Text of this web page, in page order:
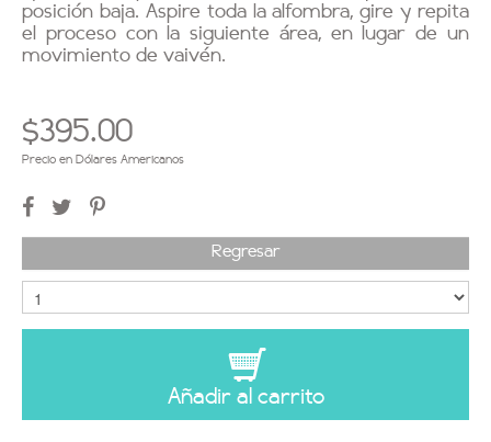
posición baja. Aspire toda la alfombra, gire y repita
el proceso con la siguiente área, en lugar de un
movimiento de vaivén.
$395.00
Precio en Dólares Americanos
Regresar
Añadir al carrito